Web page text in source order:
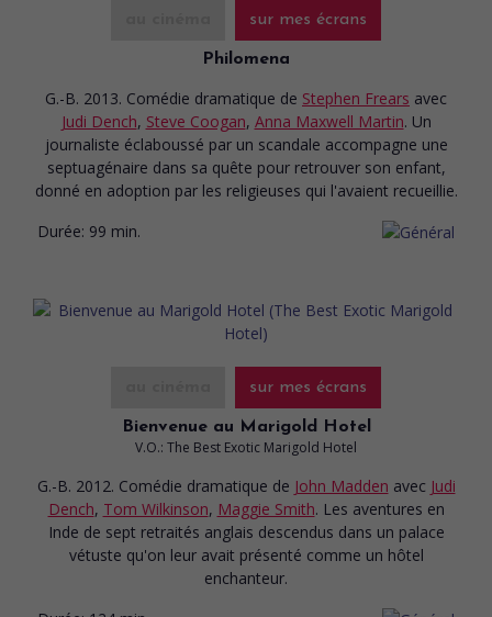
sur mes écrans
Philomena
G.-B. 2013. Comédie dramatique de Stephen Frears avec
Judi Dench, Steve Coogan, Anna Maxwell Martin. Un
journaliste éclaboussé par un scandale accompagne une
septuagénaire dans sa quête pour retrouver son enfant,
donné en adoption par les religieuses qui l'avaient recueillie.
Durée: 99 min.
sur mes écrans
Bienvenue au Marigold Hotel
V.O.: The Best Exotic Marigold Hotel
G.-B. 2012. Comédie dramatique de John Madden avec Judi
Dench, Tom Wilkinson, Maggie Smith. Les aventures en
Inde de sept retraités anglais descendus dans un palace
vétuste qu'on leur avait présenté comme un hôtel
enchanteur.